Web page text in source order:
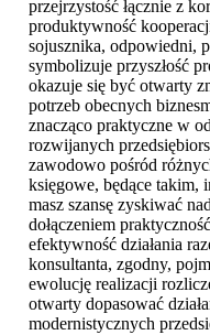
przejrzystość łącznie z
produktywność
sojusznika, odpowiedni,
symbolizuje przyszłość
okazuje się być otwarty
potrzeb obecnych
znacząco praktyczne w
rozwijanych
zawodowo pośród
księgowe, będące takim,
masz szansę zyskiwać
dołączeniem
efektywność działania
konsultanta, zgodny,
ewolucję realizacji
otwarty dopasować
modernistycznych